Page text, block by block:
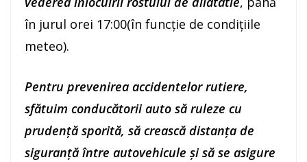
în jurul orei 17:00(în funcție de condițiile
meteo).
Pentru prevenirea accidentelor rutiere,
sfătuim conducătorii auto să ruleze cu
prudență sporită, să crească distanța de
siguranță între autovehicule şi să se asigure